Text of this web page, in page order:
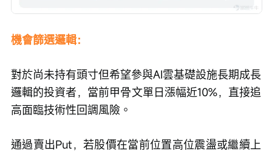
機會篩選邏輯：
對於尚未持有頭寸但希望參與AI雲基礎設施長期成長
邏輯的投資者，當前甲骨文單日漲幅近10%，直接追
高面臨技術性回調風險。
通過賣出Put，若股價在當前位置高位震盪或繼續上